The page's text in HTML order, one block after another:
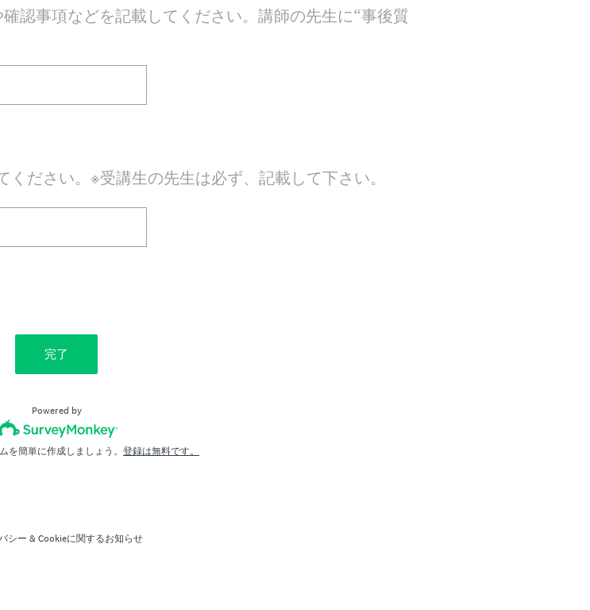
認事項などを記載してください。講師の先生に“事後質
ださい。※受講生の先生は必ず、記載して下さい。
完了
Powered by
を簡単に作成しましょう。 登録は無料です。
シー &Cookieに関するお知らせ